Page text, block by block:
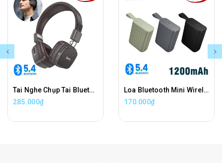
Tai Nghe Chụp Tai Bluetooth Hoco W56 Chính Hãng
285.000₫
Loa Bluetooth Mini Wireless V5.4 Chống Nước IPX4 Hoco HC34 Chính Hãng
170.000₫